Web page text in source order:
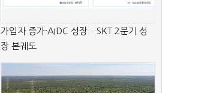
가입자 증가·AIDC 성장…SKT 2분기 성
장 본궤도